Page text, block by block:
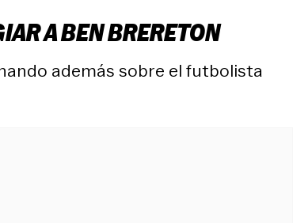
A BEN BRERETON
además sobre el futbolista